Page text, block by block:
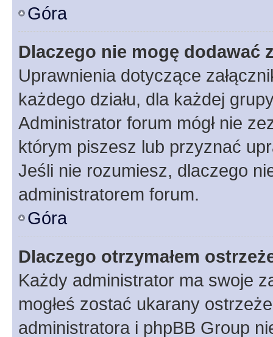
Góra
Dlaczego nie mogę dodawać
Uprawnienia dotyczące
każdego działu, dla każdej
Administrator forum mógł nie
którym piszesz lub przyznać
Jeśli nie rozumiesz, dlaczego
administratorem forum.
Góra
Dlaczego otrzymałem
Każdy administrator ma swoje
mogłeś zostać ukarany
administratora i phpBB Group